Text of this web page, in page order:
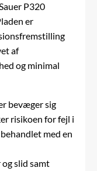
P320
er
af
og minimal
bevæger sig
risikoen for fejl i
med en
slid samt